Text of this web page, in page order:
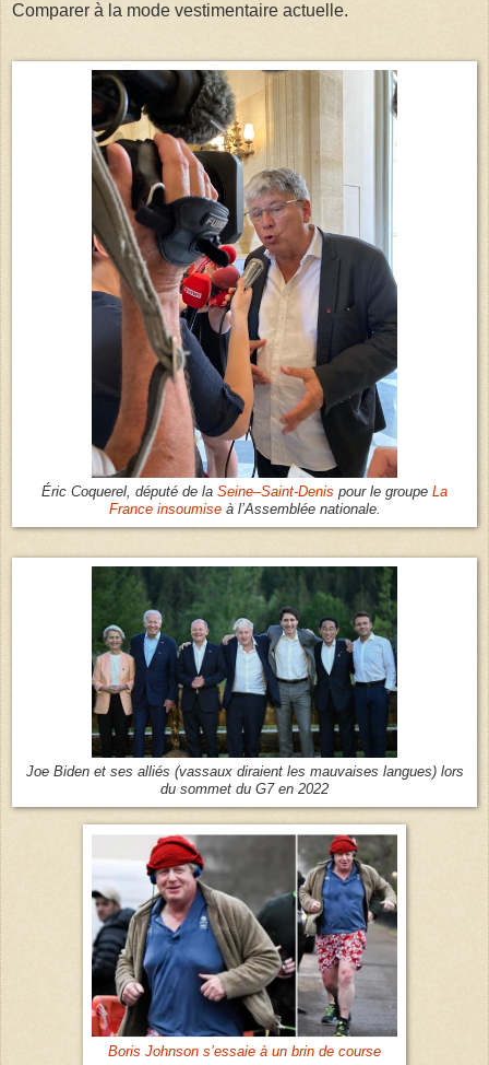
Comparer à la mode vestimentaire actuelle.
Éric Coquerel, député de la Seine–Saint-Denis pour le groupe La
France insoumiseà l’Assemblée nationale.
Joe Biden et ses alliés (vassaux diraient les mauvaises langues) lors
du sommet du G7 en 2022
Boris Johnson s’essaie à un brin de course